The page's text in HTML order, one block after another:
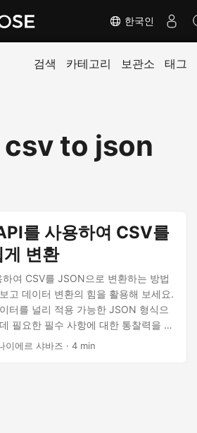
한국인
검색 카테고리 보관소 태그
to json
를 사용하여 CSV를
변환
여 CSV를 JSON으로 변환하는 방법
고 데이터 변환의 힘을 활용해 보세요.
터를 널리 적용 가능한 JSON 형식으
필요한 필수 사항에 대한 통찰력을 제
이에르 샤바즈 · 4 min